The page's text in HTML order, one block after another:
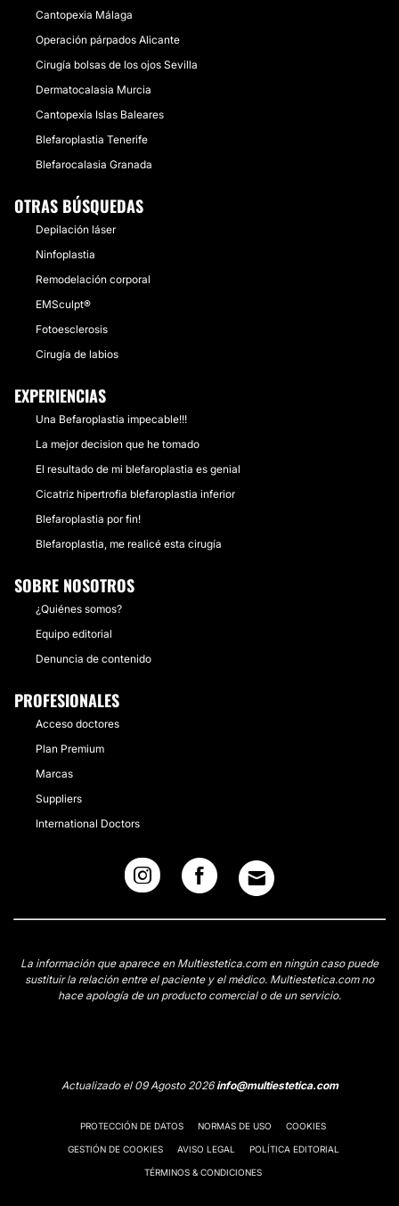
Cantopexia Málaga
Operación párpados Alicante
Cirugía bolsas de los ojos Sevilla
Dermatocalasia Murcia
Cantopexia Islas Baleares
Blefaroplastia Tenerife
Blefarocalasia Granada
OTRAS BÚSQUEDAS
Depilación láser
Ninfoplastia
Remodelación corporal
EMSculpt®
Fotoesclerosis
Cirugía de labios
EXPERIENCIAS
Una Befaroplastia impecable!!!
La mejor decision que he tomado
El resultado de mi blefaroplastia es genial
Cicatriz hipertrofia blefaroplastia inferior
Blefaroplastia por fin!
Blefaroplastia, me realicé esta cirugía
SOBRE NOSOTROS
¿Quiénes somos?
Equipo editorial
Denuncia de contenido
PROFESIONALES
Acceso doctores
Plan Premium
Marcas
Suppliers
International Doctors
La información que aparece en Multiestetica.com en ningún caso puede
sustituir la relación entre el paciente y el médico. Multiestetica.com no
hace apología de un producto comercial o de un servicio.
Actualizado el 09 Agosto 2026info@multiestetica.com
PROTECCIÓN DE DATOS NORMAS DE USO COOKIES
GESTIÓN DE COOKIES AVISO LEGAL POLÍTICA EDITORIAL
TÉRMINOS & CONDICIONES